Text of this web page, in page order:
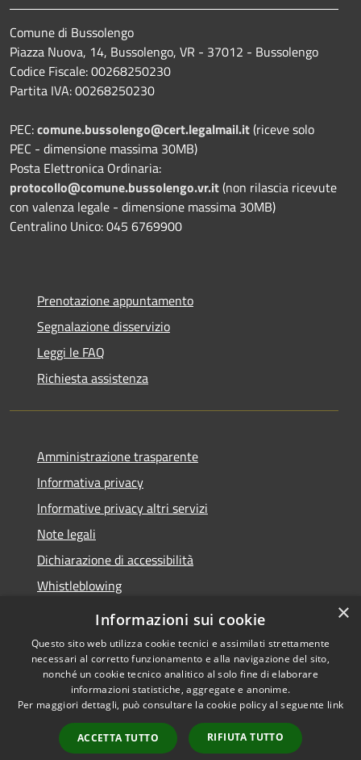
Comune di Bussolengo
Piazza Nuova, 14, Bussolengo, VR - 37012 - Bussolengo
Codice Fiscale: 00268250230
Partita IVA: 00268250230
PEC:comune.bussolengo@cert.legalmail.it(riceve solo
PEC - dimensione massima 30MB)
Posta Elettronica Ordinaria:
protocollo@comune.bussolengo.vr.it(non rilascia ricevute
con valenza legale - dimensione massima 30MB)
Centralino Unico: 045 6769900
Prenotazione appuntamento
Segnalazione disservizio
Leggi le FAQ
Richiesta assistenza
Amministrazione trasparente
Informativa privacy
Informative privacy altri servizi
Note legali
Dichiarazione di accessibilità
Whistleblowing
RSS
Accessibilità
Privacy
Mappa del sito
Copyright © 2026 • Comune di
Bussolengo • Powered by
Municipium•Accesso
redazione
×
Informazioni sui cookie
Questo sito web utilizza cookie tecnici e assimilati strettamente
necessari al corretto funzionamento e alla navigazione del sito,
nonché un cookie tecnico analitico al solo fine di elaborare
informazioni statistiche, aggregate e anonime.
Per maggiori dettagli, può consultare la cookie policy al seguente link
ACCETTA TUTTO RIFIUTA TUTTO